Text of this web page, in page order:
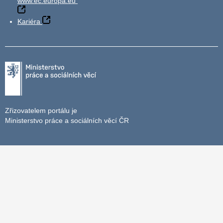
Kariéra
Zřizovatelem portálu je
Ministerstvo práce a sociálních věcí ČR